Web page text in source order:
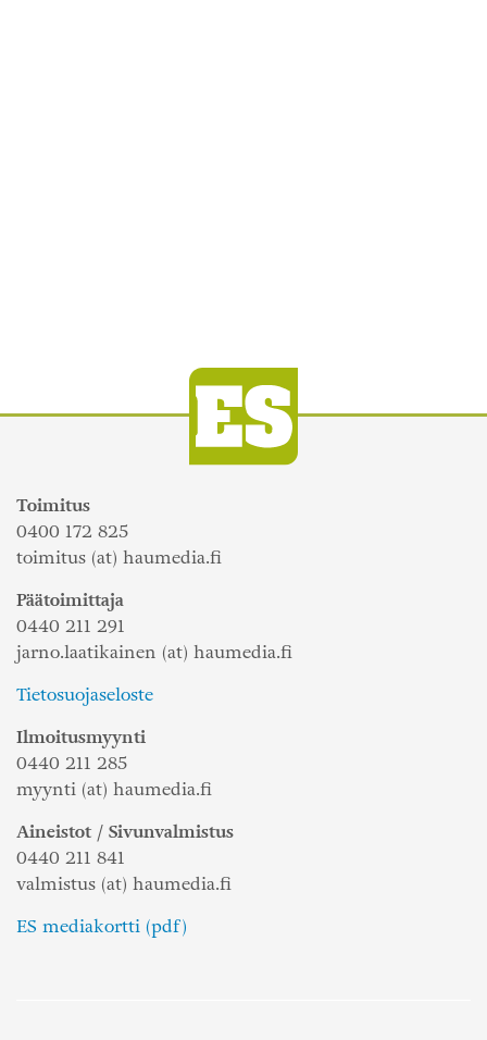
Toimitus
0400 172 825
toimitus (at) haumedia.fi
Päätoimittaja
0440 211 291
jarno.laatikainen (at) haumedia.fi
Tietosuojaseloste
Ilmoitusmyynti
0440 211 285
myynti (at) haumedia.fi
Aineistot / Sivunvalmistus
0440 211 841
valmistus (at) haumedia.fi
ES mediakortti (pdf)